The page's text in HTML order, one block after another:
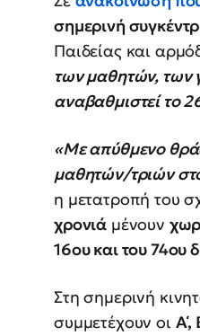
σημερινή
Παιδείας και
των μαθητών, των
αναβαθμιστεί το
«Με απύθμενο
μαθητών/τριών στο
η μετατροπή του
χρονιά μένουν
16ου και του 74ου
Στη σημερινή
συμμετέχουν οι Α΄,